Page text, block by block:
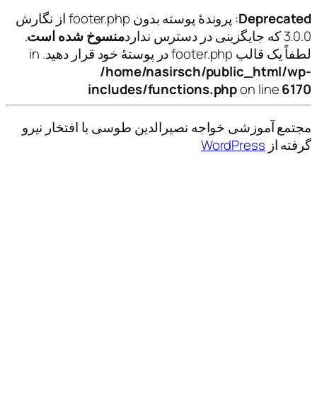
Deprecated
: پروندهٔ پوسته بدون footer.php از نگارش
3.0.0 که جایگزینی در دسترس ندارد
منسوخ شده است.
لطفاً یک قالب footer.php در پوستهٔ خود قرار دهید. in
/home/nasirsch/public_html/wp-
includes/functions.phpon line6170
مجتمع آموزشی خواجه نصیرالدین طوسی با افتخار نیرو
گرفته از WordPress